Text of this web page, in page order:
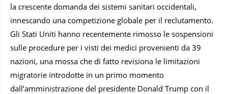
la crescente domanda dei sistemi sanitari occidentali,
innescando una competizione globale per il reclutamento.
Gli Stati Uniti hanno recentemente rimosso le sospensioni
sulle procedure per i visti dei medici provenienti da 39
nazioni, una mossa che di fatto revisiona le limitazioni
migratorie introdotte in un primo momento
dall’amministrazione del presidente Donald Trump con il